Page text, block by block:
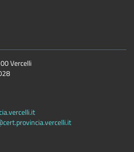
Vercelli